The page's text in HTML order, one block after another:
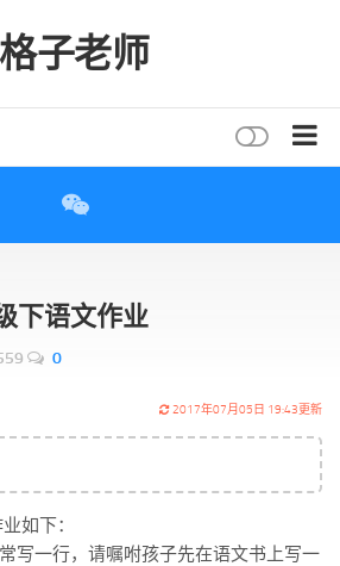
格子老师
下语文作业
0
2017年07月05日 19:43更新
如下：
写一行，请嘱咐孩子先在语文书上写一